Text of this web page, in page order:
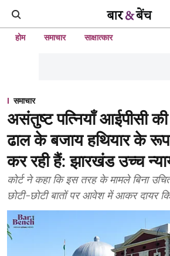
होम समाचार साक्षात्कार
समाचार
असंतुष्ट पत्नियाँ आईपीसी
ढाल के बजाय हथियार के
कर रही हैं: झारखंड उच्च
कोर्ट ने कहा कि इस तरह के मामले बिना
छोटी-छोटी बातों पर आवेश में आकर दायर